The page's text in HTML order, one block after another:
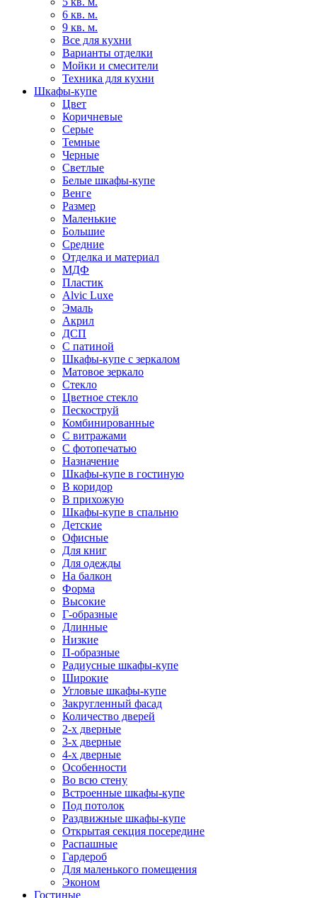
6 кв. м.
9 кв. м.
Все для кухни
Варианты отделки
Мойки и смесители
Техника для кухни
Шкафы-купе
Цвет
Коричневые
Серые
Темные
Черные
Светлые
Белые шкафы-купе
Венге
Размер
Маленькие
Большие
Средние
Отделка и материал
МДФ
Пластик
Alvic Luxe
Эмаль
Акрил
ДСП
С патиной
Шкафы-купе с зеркалом
Матовое зеркало
Стекло
Цветное стекло
Пескоструй
Комбинированные
С витражами
С фотопечатью
Назначение
Шкафы-купе в гостиную
В коридор
В прихожую
Шкафы-купе в спальню
Детские
Офисные
Для книг
Для одежды
На балкон
Форма
Высокие
Г-образные
Длинные
Низкие
П-образные
Радиусные шкафы-купе
Широкие
Угловые шкафы-купе
Закругленный фасад
Количество дверей
2-х дверные
3-х дверные
4-х дверные
Особенности
Во всю стену
Встроенные шкафы-купе
Под потолок
Раздвижные шкафы-купе
Открытая секция посередине
Распашные
Гардероб
Для маленького помещения
Эконом
Гостиные